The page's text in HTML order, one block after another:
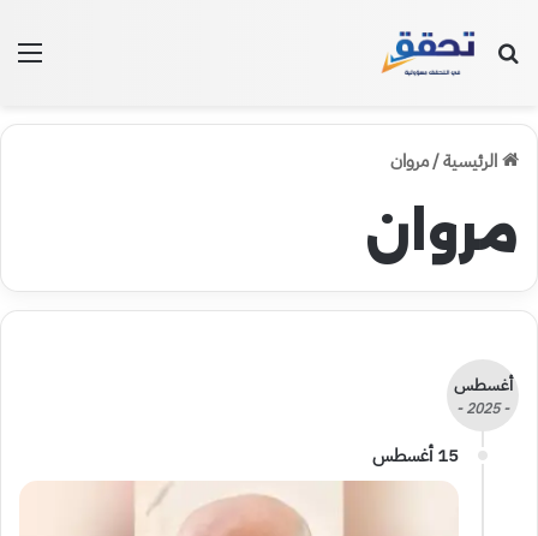
بحث عن
الرئيسية/مروان
مروان
أغسطس
- 2025 -
15 أغسطس